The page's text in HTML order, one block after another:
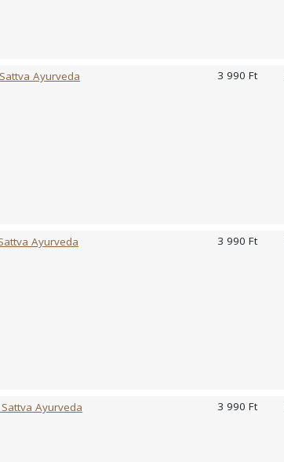
kapszula alkalmazása javasolt. A jobb
étrendet! Használat előtt
szoptatsz, orvosi kezelés alatt állsz,
étrend-kiegészítő fogyasztását, ha nem
Ayurveda 3 990 Ft
Ayurveda 3 990 Ft
Ayurveda 3 990 Ft